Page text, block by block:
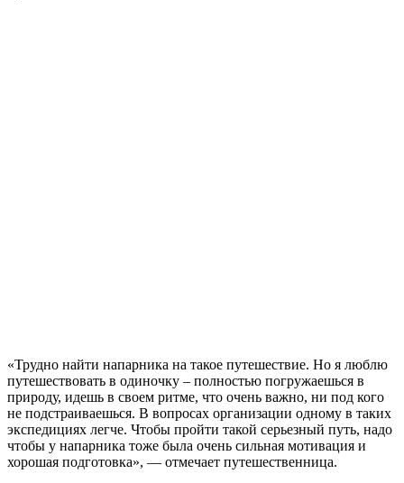
«Трудно найти напарника на такое путешествие. Но я люблю
путешествовать в одиночку – полностью погружаешься в
природу, идешь в своем ритме, что очень важно, ни под кого
не подстраиваешься. В вопросах организации одному в таких
экспедициях легче. Чтобы пройти такой серьезный путь, надо
чтобы у напарника тоже была очень сильная мотивация и
хорошая подготовка», — отмечает путешественница.